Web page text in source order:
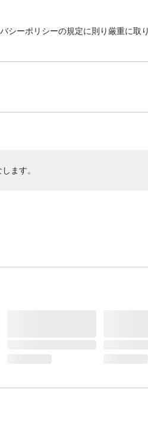
ーポリシーの規定に則り厳重に取り
ます。